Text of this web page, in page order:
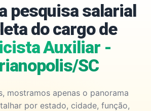
pesquisa salarial
do cargo de
Auxiliar -
SC
mostramos apenas o panorama
por estado, cidade, função,